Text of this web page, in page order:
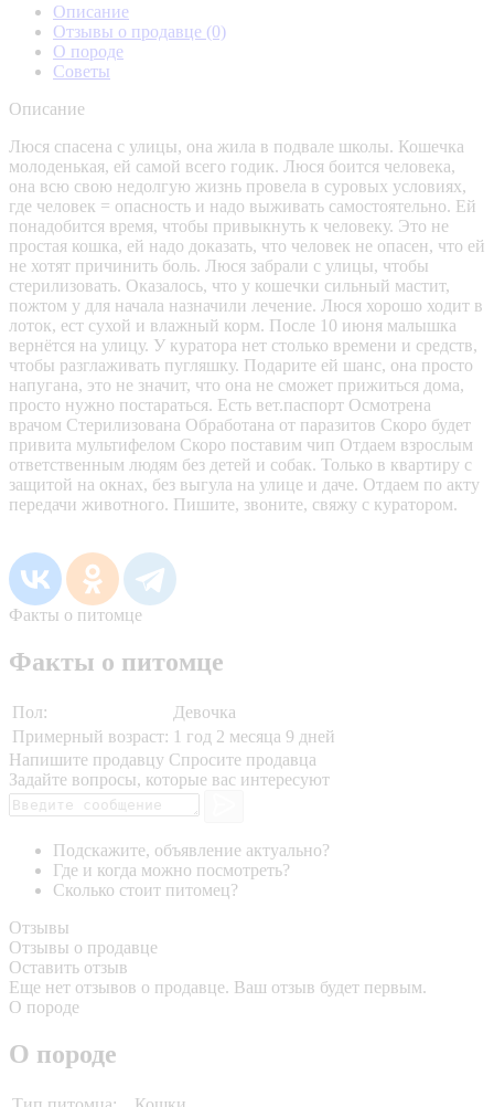
Описание
Отзывы о продавце (0)
О породе
Советы
Описание
Люся спасена с улицы, она жила в подвале школы. Кошечка
молоденькая, ей самой всего годик. Люся боится человека,
она всю свою недолгую жизнь провела в суровых условиях,
где человек = опасность и надо выживать самостоятельно. Ей
понадобится время, чтобы привыкнуть к человеку. Это не
простая кошка, ей надо доказать, что человек не опасен, что ей
не хотят причинить боль. Люся забрали с улицы, чтобы
стерилизовать. Оказалось, что у кошечки сильный мастит,
пожтом у для начала назначили лечение. Люся хорошо ходит в
лоток, ест сухой и влажный корм. После 10 июня малышка
вернётся на улицу. У куратора нет столько времени и средств,
чтобы разглаживать пугляшку. Подарите ей шанс, она просто
напугана, это не значит, что она не сможет прижиться дома,
просто нужно постараться. Есть вет.паспорт Осмотрена
врачом Стерилизована Обработана от паразитов Скоро будет
привита мультифелом Скоро поставим чип Отдаем взрослым
ответственным людям без детей и собак. Только в квартиру с
защитой на окнах, без выгула на улице и даче. Отдаем по акту
передачи животного. Пишите, звоните, свяжу с куратором.
Факты о питомце
Факты о питомце
Пол:
Девочка
Примерный возраст: 1 год 2 месяца 9 дней
Напишите продавцу Спросите продавца
Задайте вопросы, которые вас интересуют
Подскажите, объявление актуально?
Где и когда можно посмотреть?
Сколько стоит питомец?
Отзывы
Отзывы о продавце
Оставить отзыв
Еще нет отзывов о продавце. Ваш отзыв будет первым.
О породе
О породе